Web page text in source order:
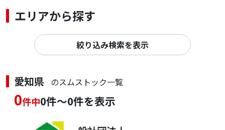
エリアから探す
絞り込み検索を表示
愛知県 のスムストック一覧
0件中0件～0件を表示